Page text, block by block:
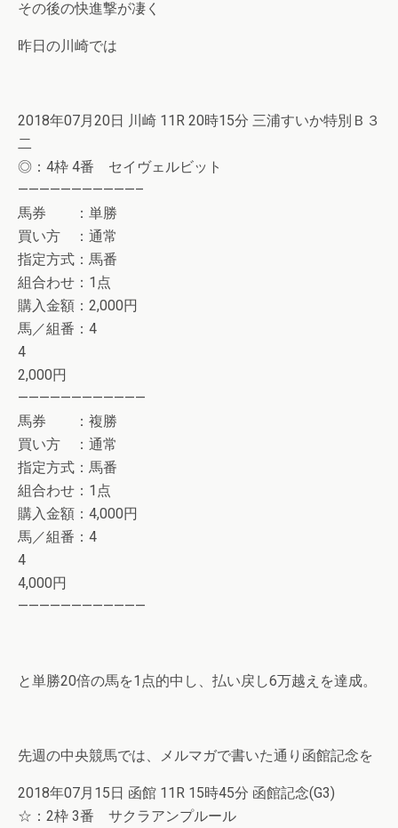
その後の快進撃が凄く
昨日の川崎では
2018年07月20日 川崎 11R 20時15分 三浦すいか特別Ｂ３
二
◎：4枠 4番 セイヴェルビット
———————————–
馬券 ：単勝
買い方 ：通常
指定方式：馬番
組合わせ：1点
購入金額：2,000円
馬／組番：4
4
2,000円
————————————
馬券 ：複勝
買い方 ：通常
指定方式：馬番
組合わせ：1点
購入金額：4,000円
馬／組番：4
4
4,000円
————————————
と単勝20倍の馬を1点的中し、払い戻し6万越えを達成。
先週の中央競馬では、メルマガで書いた通り函館記念を
2018年07月15日 函館 11R 15時45分 函館記念(G3)
☆：2枠 3番 サクラアンプルール